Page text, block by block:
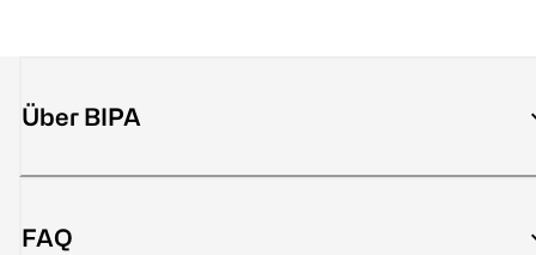
Über BIPA
FAQ